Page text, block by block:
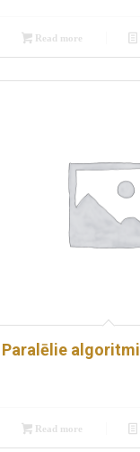
Read more
Paralēlie algoritmi
Read more